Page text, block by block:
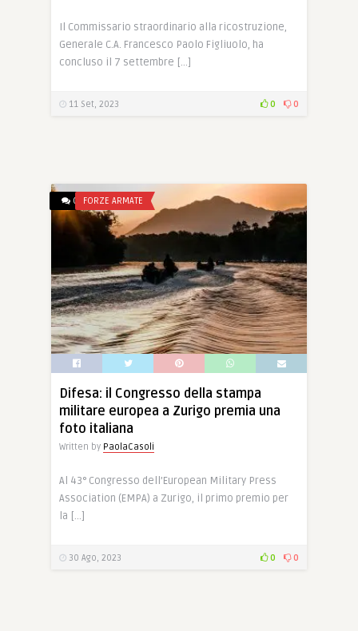
Il Commissario straordinario alla ricostruzione,
Generale C.A. Francesco Paolo Figliuolo, ha
concluso il 7 settembre […]
11 Set, 2023 0 0
0 FORZE ARMATE
Difesa: il Congresso della stampa
militare europea a Zurigo premia una
foto italiana
Written by PaolaCasoli
Al 43° Congresso dell’European Military Press
Association (EMPA) a Zurigo, il primo premio per
la […]
30 Ago, 2023 0 0